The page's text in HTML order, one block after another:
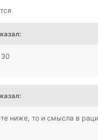
ниже, то и смысла в